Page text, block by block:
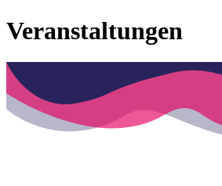
Veranstaltungen